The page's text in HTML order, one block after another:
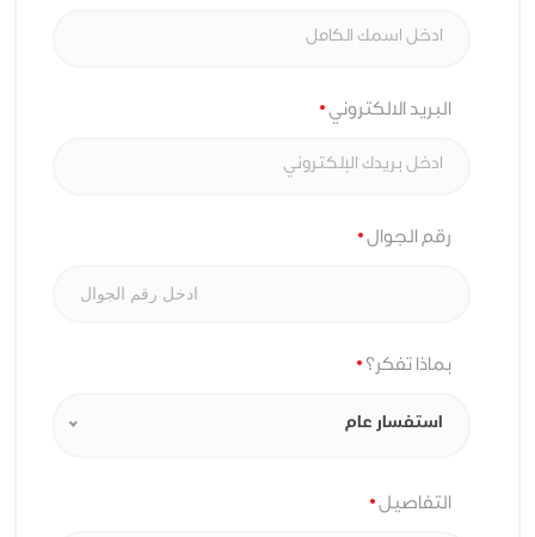
البريد الالكتروني
رقم الجوال
بماذا تفكر؟
استفسار عام
التفاصيل